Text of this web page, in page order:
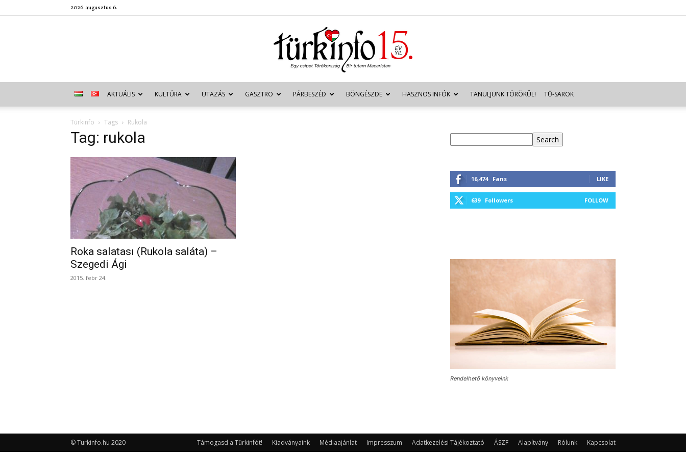
2026. augusztus 6.
Türkinfo
AKTUÁLIS KULTÚRA UTAZÁS GASZTRO PÁRBESZÉD BÖNGÉSZDE HASZNOS INFÓK TANULJUNK TÖRÖKÜL! TŰ-SAROK
Türkinfo Tags Rukola
Tag: rukola
Roka salatası (Rukola saláta) –
Szegedi Ági
2015. febr 24.
Search
16,474 Fans LIKE
639 Followers FOLLOW
Rendelhető könyveink
Támogasd a Türkinfót! Kiadványaink Médiaajánlat Impresszum Adatkezelési Tájékoztató ÁSZF Alapítvány Rólunk Kapcsolat
© Turkinfo.hu 2020